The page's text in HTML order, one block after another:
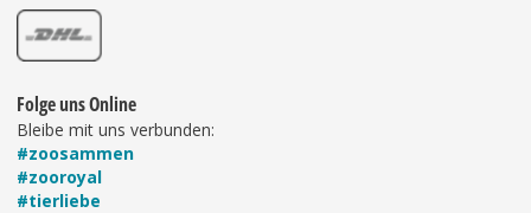
Folge uns Online
Bleibe mit uns verbunden:
#zoosammen
#zooroyal
#tierliebe